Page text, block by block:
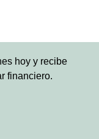
hoy y recibe
financiero.